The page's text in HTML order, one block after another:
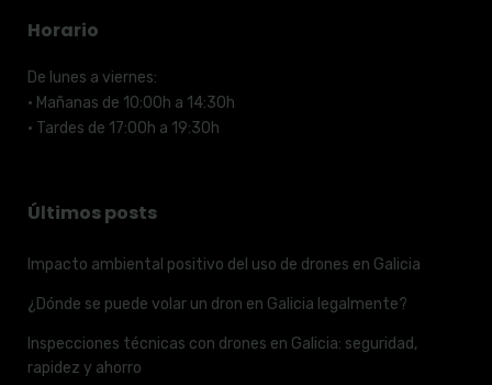
Horario
De lunes a viernes:
· Mañanas de 10:00h a 14:30h
· Tardes de 17:00h a 19:30h
Últimos posts
Impacto ambiental positivo del uso de drones en Galicia
¿Dónde se puede volar un dron en Galicia legalmente?
Inspecciones técnicas con drones en Galicia: seguridad,
rapidez y ahorro